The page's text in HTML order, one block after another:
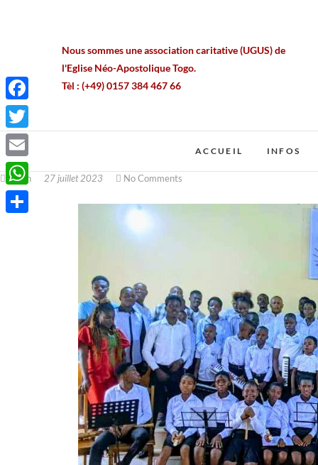
l'Eglise Néo-Apostolique Togo.
Tèl : (+49) 0157 384 467 66
Mail : contact@ungesteunsourire.com
ACCUEIL INFOS
ruben 27 juillet 2023 No Comments
F
a
c
e
b
T
w
i
E
m
a
W